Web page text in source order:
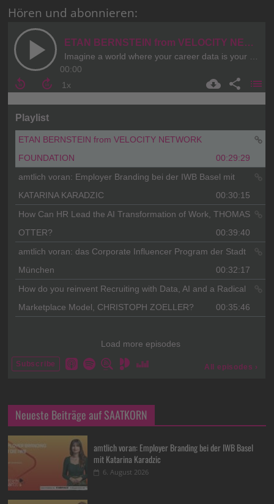
Hören und abonnieren:
Neueste Beiträge auf SAATKORN
amtlich voran: Employer Branding bei der IWB Basel
mit Katarina Karadzic
6. August 2026